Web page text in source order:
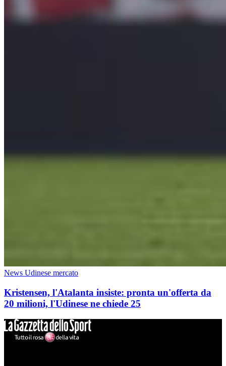
News Udinese mercato
Kristensen, l'Atalanta insiste: pronta un'offerta da
20 milioni, l'Udinese ne chiede 25